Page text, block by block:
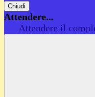
Chiudi
Attendere...
Attendere il